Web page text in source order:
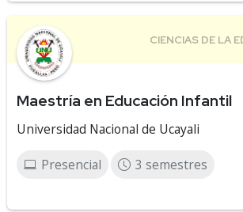
Maestría en Educación Infantil
Universidad Nacional de Ucayali
Presencial 3 semestres